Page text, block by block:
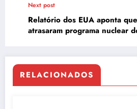
Next post
Relatório dos EUA aponta
atrasaram programa nuclear
RELACIONADOS